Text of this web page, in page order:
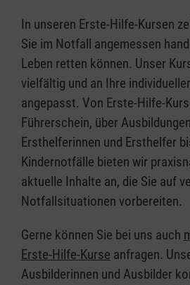
In unseren Erste-Hilfe-Kursen
Sie im Notfall angemessen
Leben retten können. Unser
vielfältig und an Ihre
angepasst. Von Erste-Hilfe-
Führerschein, über
Ersthelferinnen und Ersthelfer
Kindernotfälle bieten wir
aktuelle Inhalte an, die Sie auf
Notfallsituationen vorbereiten.
Gerne können Sie bei uns auch
Erste-Hilfe-Kurse anfragen.
Ausbilderinnen und Ausbilder